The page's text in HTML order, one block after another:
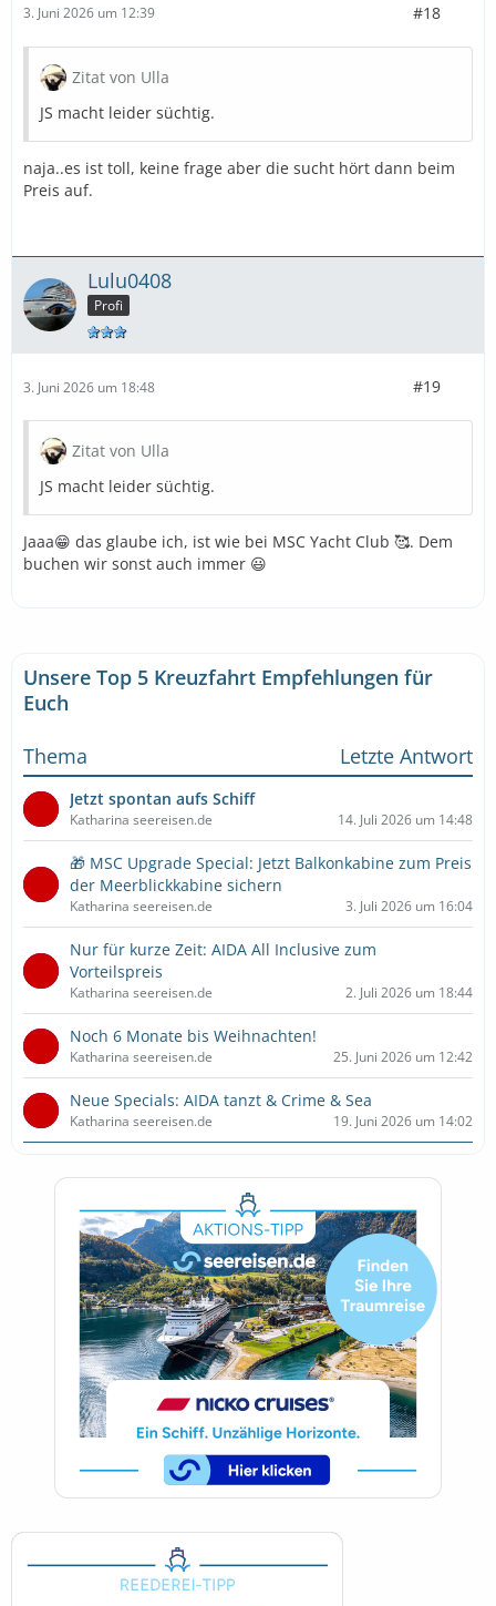
3. Juni 2026 um 12:39 #18
Zitat von Ulla
JS macht leider süchtig.
naja..es ist toll, keine frage aber die sucht hört dann beim
Preis auf.
Lulu0408
Profi
3. Juni 2026 um 18:48 #19
Zitat von Ulla
JS macht leider süchtig.
Jaaa😁 das glaube ich, ist wie bei MSC Yacht Club 🥰. Dem
buchen wir sonst auch immer 😃
Unsere Top 5 Kreuzfahrt Empfehlungen für
Euch
Thema
Letzte Antwort
Jetzt spontan aufs Schiff
Katharina seereisen.de 14. Juli 2026 um 14:48
🎁 MSC Upgrade Special: Jetzt Balkonkabine zum Preis
der Meerblickkabine sichern
Katharina seereisen.de 3. Juli 2026 um 16:04
Nur für kurze Zeit: AIDA All Inclusive zum
Vorteilspreis
Katharina seereisen.de 2. Juli 2026 um 18:44
Noch 6 Monate bis Weihnachten!
Katharina seereisen.de 25. Juni 2026 um 12:42
Neue Specials: AIDA tanzt & Crime & Sea
Katharina seereisen.de 19. Juni 2026 um 14:02